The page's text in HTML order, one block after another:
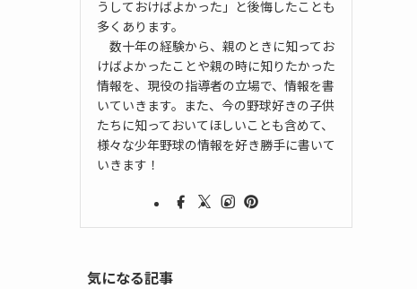
うしておけばよかった」と後悔したことも
多くあります。
数十年の経験から、親のときに知ってお
けばよかったことや親の時に知りたかった
情報を、現役の指導者の立場で、情報を書
いていきます。また、今の野球好きの子供
たちに知っておいてほしいことも含めて、
様々な少年野球の情報を好き勝手に書いて
いきます！
気になる記事